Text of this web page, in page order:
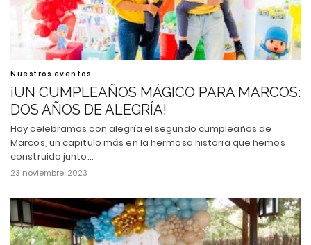
Nuestros eventos
¡UN CUMPLEAÑOS MÁGICO PARA MARCOS:
DOS AÑOS DE ALEGRÍA!
Hoy celebramos con alegría el segundo cumpleaños de
Marcos, un capítulo más en la hermosa historia que hemos
construido junto…
23 noviembre, 2023